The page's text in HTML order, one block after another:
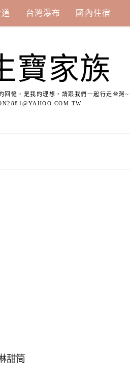
台灣瀑布 國內住宿
寶家族
憶，是我的理想，請跟我們一起行走台灣
甜筒